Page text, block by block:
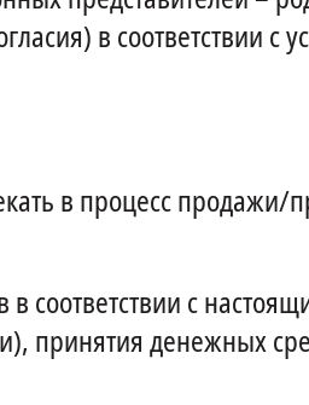
в соответствии с
в процесс продажи/
соответствии с
принятия денежных